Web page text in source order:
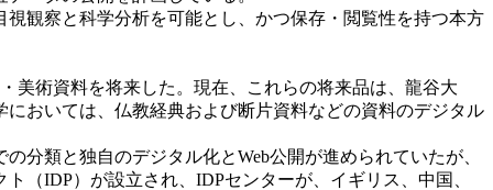
観察と科学分析を可能とし、かつ保存・閲覧性を持つ本方
美術資料を将来した。現在、これらの将来品は、龍谷大
おいては、仏教経典および断片資料などの資料のデジタル
分類と独自のデジタル化とWeb公開が進められていたが、
（IDP）が設立され、IDPセンターが、イギリス、中国、